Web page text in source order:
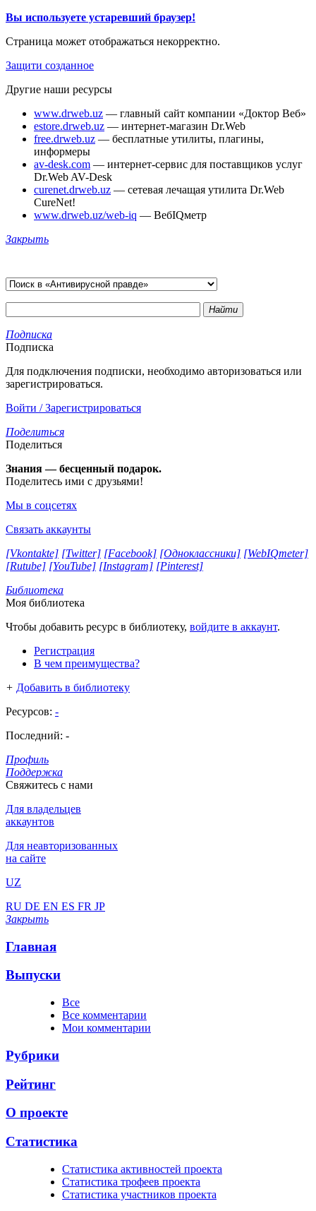
Вы используете устаревший браузер!
Страница может отображаться некорректно.
Защити созданное
Другие наши ресурсы
www.drweb.uz — главный сайт компании «Доктор Веб»
estore.drweb.uz — интернет-магазин Dr.Web
free.drweb.uz — бесплатные утилиты, плагины,
информеры
av-desk.com — интернет-сервис для поставщиков услуг
Dr.Web AV-Desk
curenet.drweb.uz — сетевая лечащая утилита Dr.Web
CureNet!
www.drweb.uz/web-iq — ВебIQметр
Закрыть
Найти
Подписка
Подписка
Для подключения подписки, необходимо авторизоваться или
зарегистрироваться.
Войти / Зарегистрироваться
Поделиться
Поделиться
Знания — бесценный подарок.
Поделитесь ими с друзьями!
Мы в соцсетях
Связать аккаунты
[Vkontakte] [Twitter] [Facebook] [Одноклассники] [WebIQmeter]
[Rutube] [YouTube] [Instagram] [Pinterest]
Библиотека
Моя библиотека
Чтобы добавить ресурс в библиотеку, войдите в аккаунт.
Регистрация
В чем преимущества?
+ Добавить в библиотеку
Ресурсов: -
Последний: -
Профиль
Поддержка
Свяжитесь с нами
Для владельцев
аккаунтов
Для неавторизованных
на сайте
UZ
RU DE EN ES FR JP
Закрыть
Главная
Выпуски
Все
Все комментарии
Мои комментарии
Рубрики
Рейтинг
О проекте
Статистика
Cтатистика активностей проекта
Cтатистика трофеев проекта
Cтатистика участников проекта